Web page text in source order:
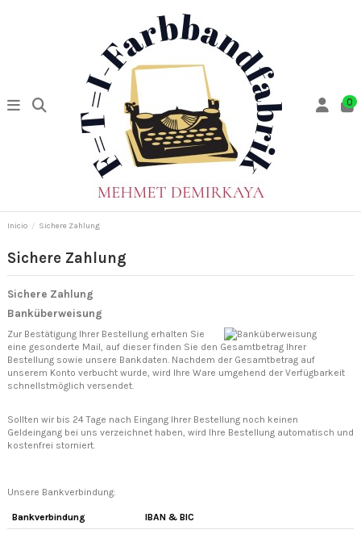
0
Inicio Sichere Zahlung
Sichere Zahlung
Sichere Zahlung
Banküberweisung
Zur Bestätigung Ihrer Bestellung erhalten Sie
eine gesonderte Mail, auf dieser finden Sie den Gesamtbetrag Ihrer
Bestellung sowie unsere Bankdaten. Nachdem der Gesamtbetrag auf
unserem Konto verbucht wurde, wird Ihre Ware umgehend der Verfügbarkeit
schnellstmöglich versendet.
Sollten wir bis 24 Tage nach Eingang Ihrer Bestellung noch keinen
Geldeingang bei uns verzeichnet haben, wird Ihre Bestellung automatisch und
kostenfrei storniert.
Unsere Bankverbindung:
Bankverbindung IBAN & BIC